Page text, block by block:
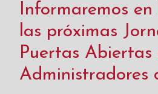
Informaremos
las próximas
Puertas Abiertas
Administradores